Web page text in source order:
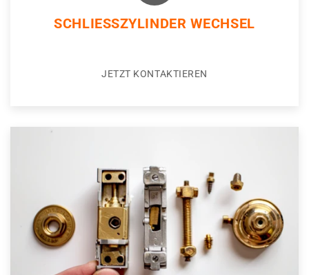
SCHLIESSZYLINDER WECHSEL
JETZT KONTAKTIEREN